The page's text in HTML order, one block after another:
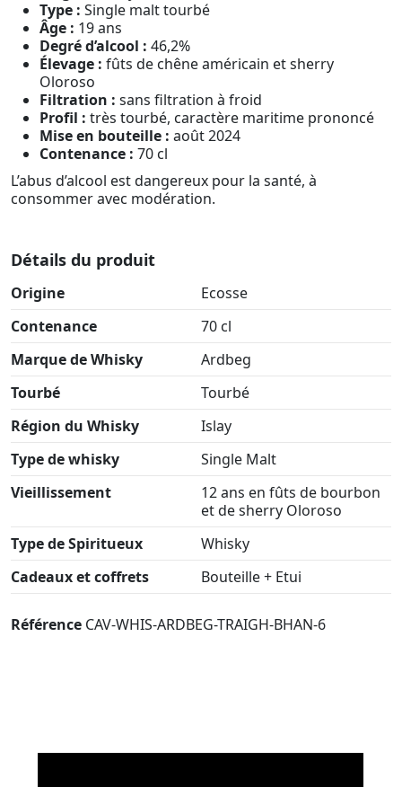
Type : Single malt tourbé
Âge : 19 ans
Degré d’alcool : 46,2%
Élevage : fûts de chêne américain et sherry
Oloroso
Filtration : sans filtration à froid
Profil : très tourbé, caractère maritime prononcé
Mise en bouteille : août 2024
Contenance : 70 cl
L’abus d’alcool est dangereux pour la santé, à
consommer avec modération.
Détails du produit
Origine
Ecosse
Contenance
70 cl
Marque de Whisky
Ardbeg
Tourbé
Tourbé
Région du Whisky
Islay
Type de whisky
Single Malt
Vieillissement
12 ans en fûts de bourbon
et de sherry Oloroso
Type de Spiritueux
Whisky
Cadeaux et coffrets
Bouteille + Etui
Référence CAV-WHIS-ARDBEG-TRAIGH-BHAN-6